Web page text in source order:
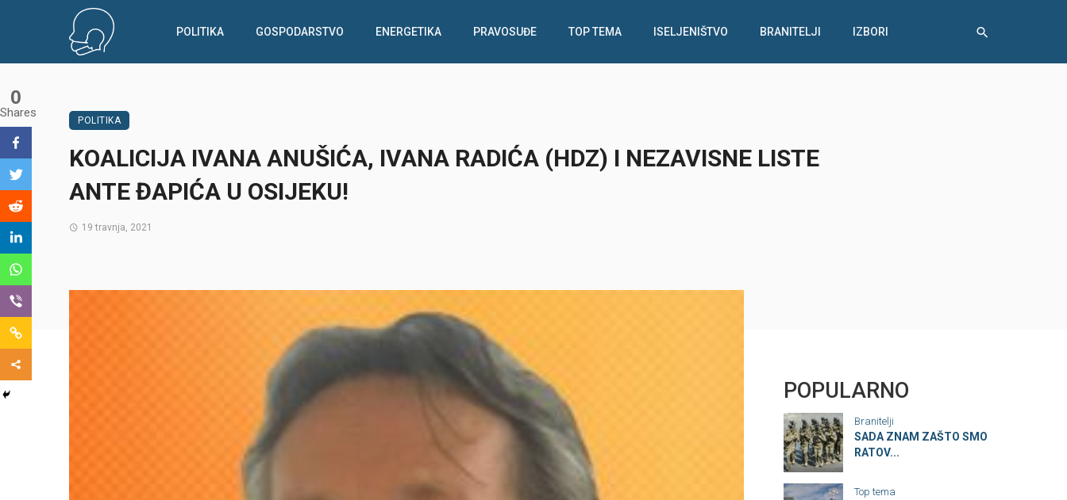
POLITIKA GOSPODARSTVO ENERGETIKA PRAVOSUĐE TOP TEMA ISELJENIŠTVO BRANITELJI IZBORI
POLITIKA
KOALICIJA IVANA ANUŠIĆA, IVANA RADIĆA (HDZ) I NEZAVISNE LISTE
ANTE ĐAPIĆA U OSIJEKU!
19 travnja, 2021
0
Shares
POPULARNO
Branitelji
SADA ZNAM ZAŠTO SMO
RATOV...
Top tema